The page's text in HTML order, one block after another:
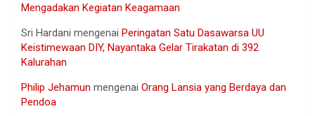
Mengadakan Kegiatan Keagamaan
Sri Hardani mengenai Peringatan Satu Dasawarsa UU
Keistimewaan DIY, Nayantaka Gelar Tirakatan di 392
Kalurahan
Philip Jehamun mengenai Orang Lansia yang Berdaya dan
Pendoa